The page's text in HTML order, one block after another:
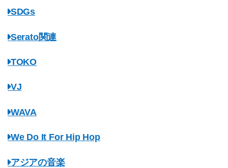
SDGs
Serato関連
TOKO
VJ
WAVA
We Do It For Hip Hop
アジアの音楽